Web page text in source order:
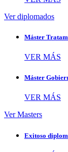
Ver diplomados
Máster
VER MÁS
Máster
VER MÁS
Ver Masters
Exitoso